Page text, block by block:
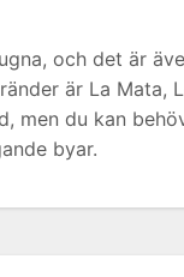
och det är
är La Mata,
men du kan
byar.